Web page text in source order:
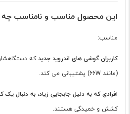
این محصول مناسب و نامناسب چه
مناسب:
کاربران گوشی های اندروید جدیدکه
(مانند 66W) پشتیبانی می کند.
افرادی که به دلیل جابجایی زیاد، به دنبال یک
کشش و خمیدگی هستند.